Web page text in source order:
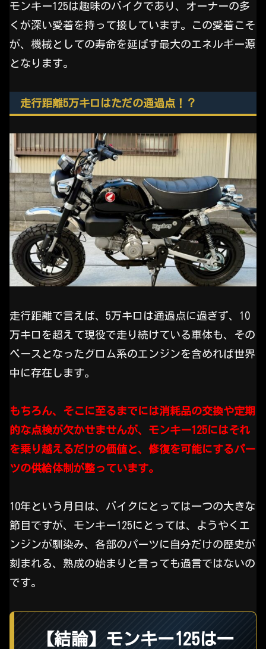
モンキー125は趣味のバイクであり、オーナーの多
くが深い愛着を持って接しています。この愛着こそ
が、機械としての寿命を延ばす最大のエネルギー源
となります。
走行距離5万キロはただの通過点！？
走行距離で言えば、5万キロは通過点に過ぎず、10
万キロを超えて現役で走り続けている車体も、その
ベースとなったグロム系のエンジンを含めれば世界
中に存在します。
もちろん、そこに至るまでには消耗品の交換や定期
的な点検が欠かせませんが、モンキー125にはそれ
を乗り越えるだけの価値と、修復を可能にするパー
ツの供給体制が整っています。
10年という月日は、バイクにとっては一つの大きな
節目ですが、モンキー125にとっては、ようやくエ
ンジンが馴染み、各部のパーツに自分だけの歴史が
刻まれる、熟成の始まりと言っても過言ではないの
です。
【結論】モンキー125は一